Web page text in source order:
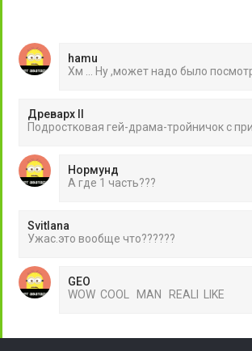
hamu
Хм ... Ну ,может надо было
Древарх II
Подростковая гей-драма-тройничок с
Нормунд
А где 1 часть???
Svitlana
Ужас.это вообще что??????
GEO
WOW COOL MAN REALI LIKE